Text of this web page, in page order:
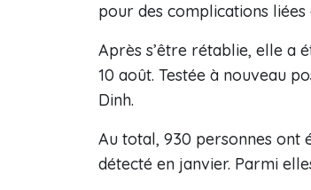
pour des complications
Après s’être rétablie, elle a
10 août. Testée à nouveau
Dinh.
Au total, 930 personnes ont
détecté en janvier. Parmi